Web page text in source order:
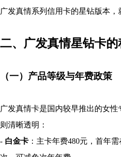
广发真情系列信用卡的星钻版本
二、广发真情星钻卡
（一）产品等级与年费政策
广发真情卡是国内较早推出的女
则清晰透明：
- 白金卡 ：主卡年费480元，首年